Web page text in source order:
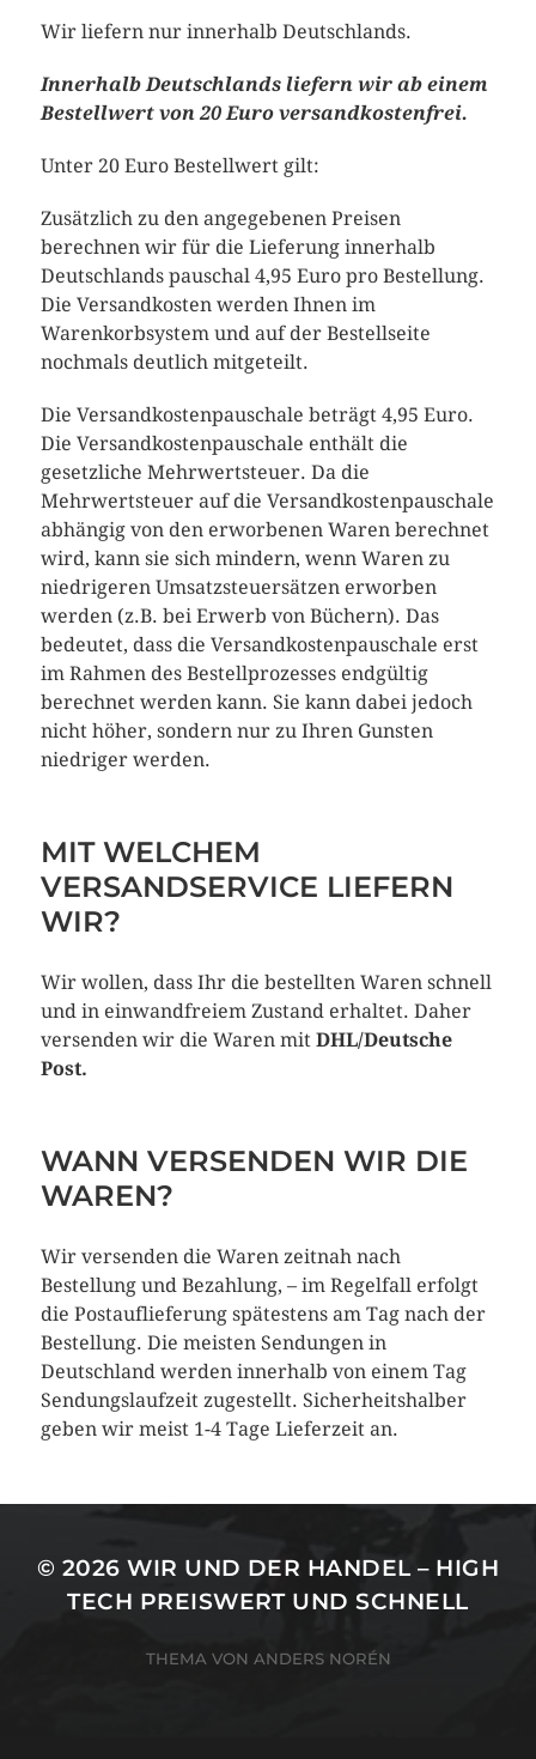
Wir liefern nur innerhalb Deutschlands.
Innerhalb Deutschlands liefern wir ab einem
Bestellwert von 20 Euro versandkostenfrei.
Unter 20 Euro Bestellwert gilt:
Zusätzlich zu den angegebenen Preisen
berechnen wir für die Lieferung innerhalb
Deutschlands pauschal 4,95 Euro pro Bestellung.
Die Versandkosten werden Ihnen im
Warenkorbsystem und auf der Bestellseite
nochmals deutlich mitgeteilt.
Die Versandkostenpauschale beträgt 4,95 Euro.
Die Versandkostenpauschale enthält die
gesetzliche Mehrwertsteuer. Da die
Mehrwertsteuer auf die Versandkostenpauschale
abhängig von den erworbenen Waren berechnet
wird, kann sie sich mindern, wenn Waren zu
niedrigeren Umsatzsteuersätzen erworben
werden (z.B. bei Erwerb von Büchern). Das
bedeutet, dass die Versandkostenpauschale erst
im Rahmen des Bestellprozesses endgültig
berechnet werden kann. Sie kann dabei jedoch
nicht höher, sondern nur zu Ihren Gunsten
niedriger werden.
MIT WELCHEM
VERSANDSERVICE LIEFERN
WIR?
Wir wollen, dass Ihr die bestellten Waren schnell
und in einwandfreiem Zustand erhaltet. Daher
versenden wir die Waren mit DHL/Deutsche
Post.
WANN VERSENDEN WIR DIE
WAREN?
Wir versenden die Waren zeitnah nach
Bestellung und Bezahlung, – im Regelfall erfolgt
die Postauflieferung spätestens am Tag nach der
Bestellung. Die meisten Sendungen in
Deutschland werden innerhalb von einem Tag
Sendungslaufzeit zugestellt. Sicherheitshalber
geben wir meist 1-4 Tage Lieferzeit an.
© 2026WIR UND DER HANDEL – HIGH
TECH PREISWERT UND SCHNELL
THEMA VON ANDERS NORÉN